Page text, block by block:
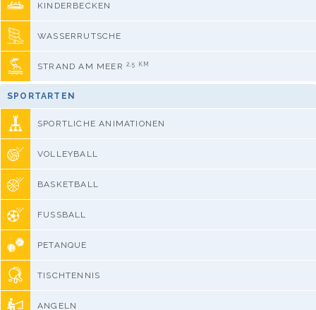
KINDERBECKEN
WASSERRUTSCHE
STRAND AM MEER 2,5 KM
SPORTARTEN
SPORTLICHE ANIMATIONEN
VOLLEYBALL
BASKETBALL
FUSSBALL
PETANQUE
TISCHTENNIS
ANGELN